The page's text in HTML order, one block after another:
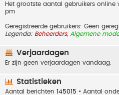
Het grootste aantal gebruikers online
pm
Geregistreerde gebruikers: Geen
Legenda: Beheerders, Algemene
Verjaardagen
Er zijn geen verjaardagen vandaag.
Statistieken
Aantal berichten 145015 • Aantal